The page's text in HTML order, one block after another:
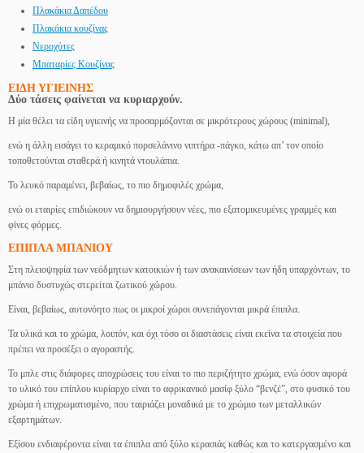
Πλακάκια Δαπέδου
Πλακάκια κουζίνας
Νεροχύτες
Μπαταρίες Κουζίνας
ΕΙΔΗ ΥΓΙΕΙΝΗΣ
Δύο τάσεις φαίνεται να κυριαρχούν.
Η μία θέλει τα είδη υγιεινής να προσαρμόζονται σε μικρότερους χώρους (minimal),
ενώ η άλλη εισάγει το κεραμικό πορσελάνινο νιπτήρα -πάγκο, κάτω απ’ τον οποίο
τοποθετούνται σταθερά ή κινητά ντουλάπια.
Το λευκό παραμένει, βεβαίως, το πιο δημοφιλές χρώμα,
ενώ οι εταιρίες επιδιώκουν να δημιουργήσουν νέες, πιο εξατομικευμένες γραμμές και
φίνες φόρμες.
ΕΠΙΠΛΑ ΜΠΑΝΙΟΥ
Στη πλειοψηφία των νεόδμητων κατοικιών ή των ανακαινίσεων των ήδη υπαρχόντων, το
μπάνιο δυστυχώς στερείται ζωτικού χώρου.
Είναι, βεβαίως, αυτονόητο πως οι μικροί χώροι συνεπάγονται μικρά έπιπλα.
Τα υλικά και το χρώμα, λοιπόν, και όχι τόσο οι διαστάσεις είναι εκείνα τα στοιχεία που
πρέπει να προσέξει ο αγοραστής.
Το μπλε στις διάφορες αποχρώσεις του είναι το πιο περιζήτητο χρώμα, ενώ όσον αφορά
το υλικό του επίπλου κυρίαρχο είναι το αφρικανικό μασίφ ξύλο “βενζέ”, στο φυσικό του
χρώμα ή επιχρωματισμένο, που ταιριάζει μοναδικά με το χρώμιο των μεταλλικών
εξαρτημάτων.
Εξίσου ενδιαφέροντα είναι τα έπιπλα από ξύλο κερασιάς καθώς και το κατεργασμένο και